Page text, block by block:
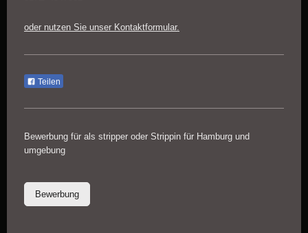
oder nutzen Sie unser Kontaktformular.
Teilen
Bewerbung für als stripper oder Strippin für Hamburg und
umgebung
Bewerbung